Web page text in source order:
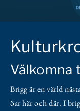
Välkomna
Brigg är en värld
öar här och där. I